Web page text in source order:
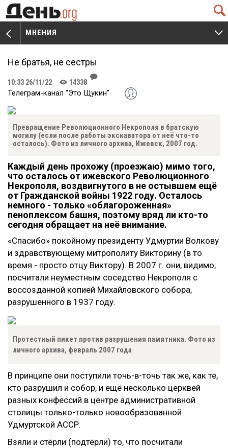
Q
V
МНЕНИЯ
W
Не братья, не сестры
10:33 26/11/22 K 14338
J
Телеграм-канал "Это Щукин"
Превращение Революционного Некрополя в братскую
могилу (если после работы экскаватора от неё что-то
осталось). Фото из личного архива, Ижевск, 2007 год.
Каждый день прохожу (проезжаю) мимо того,
что осталось от ижевского Революционного
Некрополя, воздвигнутого в не остывшем ещё
от Гражданской войны 1922 году. Осталось
немного - только «облагороженная»
пеноплексом башня, поэтому вряд ли кто-то
сегодня обращает на неё внимание.
«Спасибо» покойному президенту Удмуртии Волкову
и здравствующему митрополиту Викторину (в то
время - просто отцу Виктору). В 2007 г. они, видимо,
посчитали неуместным соседство Некрополя с
воссозданной копией Михайловского собора,
разрушенного в 1937 году.
Протестный пикет против разрушения памятника. Фото из
личного архива, февраль 2007 года
В принципе они поступили точь-в-точь так же, как те,
кто разрушил и собор, и ещё несколько церквей
разных конфессий в центре административной
столицы только-только новообразованной
Удмуртской АССР.
Взяли и стёрли (подтёрли) то, что посчитали